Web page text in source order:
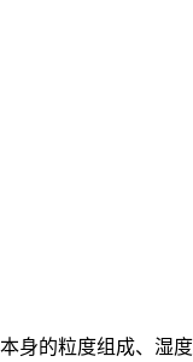
的粒度组成、湿